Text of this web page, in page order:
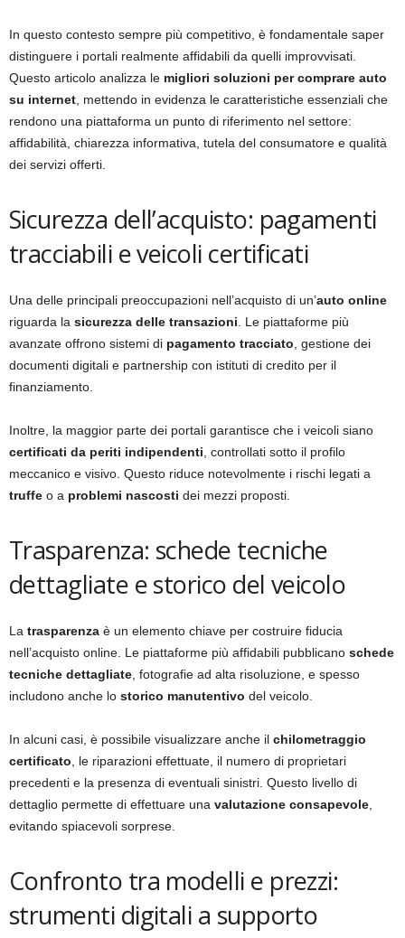
In questo contesto sempre più competitivo, è fondamentale saper
distinguere i portali realmente affidabili da quelli improvvisati.
Questo articolo analizza le migliori soluzioni per comprare auto
su internet, mettendo in evidenza le caratteristiche essenziali che
rendono una piattaforma un punto di riferimento nel settore:
affidabilità, chiarezza informativa, tutela del consumatore e qualità
dei servizi offerti.
Sicurezza dell’acquisto: pagamenti
tracciabili e veicoli certificati
Una delle principali preoccupazioni nell’acquisto di un’auto online
riguarda la sicurezza delle transazioni. Le piattaforme più
avanzate offrono sistemi di pagamento tracciato, gestione dei
documenti digitali e partnership con istituti di credito per il
finanziamento.
Inoltre, la maggior parte dei portali garantisce che i veicoli siano
certificati da periti indipendenti, controllati sotto il profilo
meccanico e visivo. Questo riduce notevolmente i rischi legati a
truffe o a problemi nascosti dei mezzi proposti.
Trasparenza: schede tecniche
dettagliate e storico del veicolo
La trasparenza è un elemento chiave per costruire fiducia
nell’acquisto online. Le piattaforme più affidabili pubblicano schede
tecniche dettagliate, fotografie ad alta risoluzione, e spesso
includono anche lo storico manutentivo del veicolo.
In alcuni casi, è possibile visualizzare anche il chilometraggio
certificato, le riparazioni effettuate, il numero di proprietari
precedenti e la presenza di eventuali sinistri. Questo livello di
dettaglio permette di effettuare una valutazione consapevole,
evitando spiacevoli sorprese.
Confronto tra modelli e prezzi:
strumenti digitali a supporto